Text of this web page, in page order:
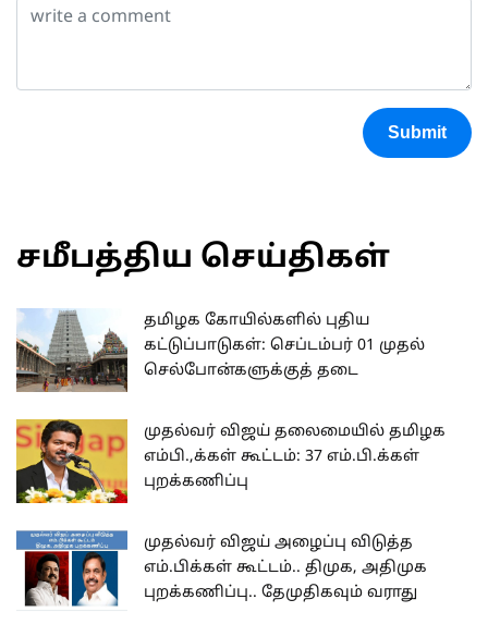
Submit
சமீபத்திய செய்திகள்
தமிழக கோயில்களில் புதிய
கட்டுப்பாடுகள்: செப்டம்பர் 01 முதல்
செல்போன்களுக்குத் தடை
முதல்வர் விஜய் தலைமையில் தமிழக
எம்பி.,க்கள் கூட்டம்: 37 எம்.பி.க்கள்
புறக்கணிப்பு
முதல்வர் விஜய் அழைப்பு விடுத்த
எம்.பிக்கள் கூட்டம்.. திமுக, அதிமுக
புறக்கணிப்பு.. தேமுதிகவும் வராது